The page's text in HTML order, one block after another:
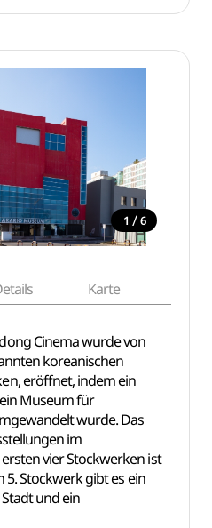
1 / 6
Karte
Cinema wurde von
koreanischen
eröffnet, indem ein
Museum für
wurde. Das
im
vier Stockwerken ist
Stockwerk gibt es ein
und ein